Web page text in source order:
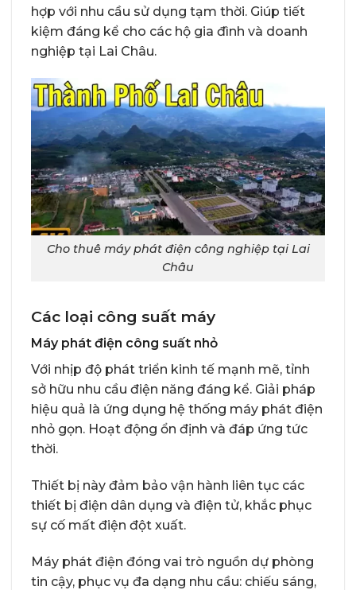
hợp với nhu cầu sử dụng tạm thời. Giúp tiết
kiệm đáng kể cho các hộ gia đình và doanh
nghiệp tại Lai Châu.
Cho thuê máy phát điện công nghiệp tại Lai
Châu
Các loại công suất máy
Máy phát điện công suất nhỏ
Với nhịp độ phát triển kinh tế mạnh mẽ, tỉnh
sở hữu nhu cầu điện năng đáng kể. Giải pháp
hiệu quả là ứng dụng hệ thống máy phát điện
nhỏ gọn. Hoạt động ổn định và đáp ứng tức
thời.
Thiết bị này đảm bảo vận hành liên tục các
thiết bị điện dân dụng và điện tử, khắc phục
sự cố mất điện đột xuất.
Máy phát điện đóng vai trò nguồn dự phòng
tin cậy, phục vụ đa dạng nhu cầu: chiếu sáng,